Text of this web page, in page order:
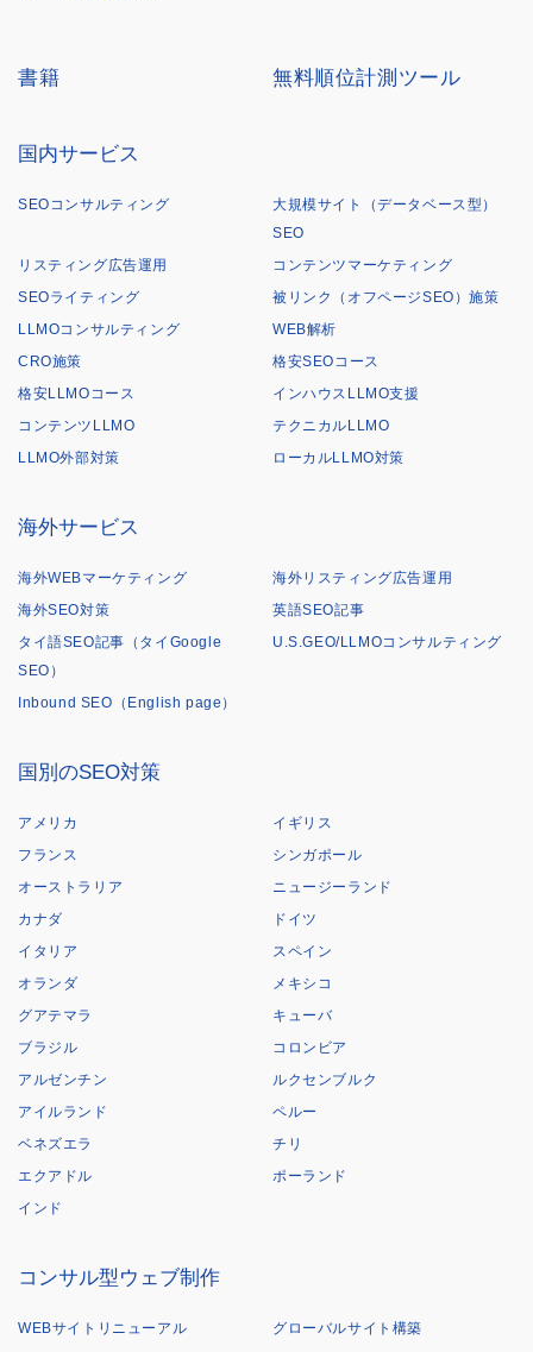
書籍 無料順位計測ツール
国内サービス
SEOコンサルティング
大規模サイト（データベース型）
SEO
リスティング広告運用
コンテンツマーケティング
SEOライティング
被リンク（オフページSEO）施策
LLMOコンサルティング
WEB解析
CRO施策
格安SEOコース
格安LLMOコース
インハウスLLMO支援
コンテンツLLMO
テクニカルLLMO
LLMO外部対策
ローカルLLMO対策
海外サービス
海外WEBマーケティング
海外リスティング広告運用
海外SEO対策
英語SEO記事
タイ語SEO記事（タイGoogle
SEO）
U.S.GEO/LLMOコンサルティング
Inbound SEO（English page）
国別のSEO対策
アメリカ
イギリス
フランス
シンガポール
オーストラリア
ニュージーランド
カナダ
ドイツ
イタリア
スペイン
オランダ
メキシコ
グアテマラ
キューバ
ブラジル
コロンビア
アルゼンチン
ルクセンブルク
アイルランド
ペルー
ベネズエラ
チリ
エクアドル
ポーランド
インド
コンサル型ウェブ制作
WEBサイトリニューアル グローバルサイト構築